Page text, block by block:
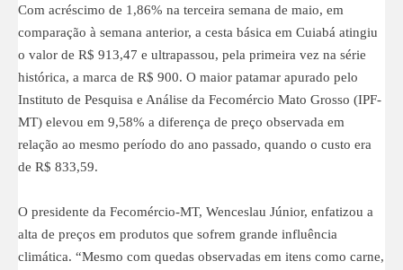
Com acréscimo de 1,86% na terceira semana de maio, em
comparação à semana anterior, a cesta básica em Cuiabá atingiu
o valor de R$ 913,47 e ultrapassou, pela primeira vez na série
histórica, a marca de R$ 900. O maior patamar apurado pelo
Instituto de Pesquisa e Análise da Fecomércio Mato Grosso (IPF-
MT) elevou em 9,58% a diferença de preço observada em
relação ao mesmo período do ano passado, quando o custo era
de R$ 833,59.
O presidente da Fecomércio-MT, Wenceslau Júnior, enfatizou a
alta de preços em produtos que sofrem grande influência
climática. “Mesmo com quedas observadas em itens como carne,